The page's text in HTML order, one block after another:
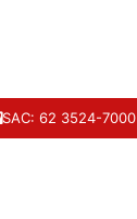
SAC: 62 3524-7000